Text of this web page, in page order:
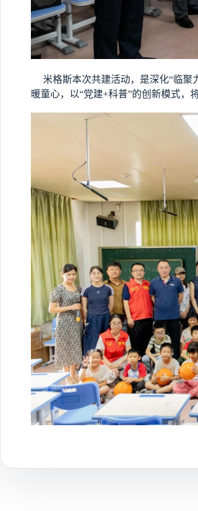
米格斯本次共建活动，是深化“临聚
暖童心，以“党建+科普”的创新模式，